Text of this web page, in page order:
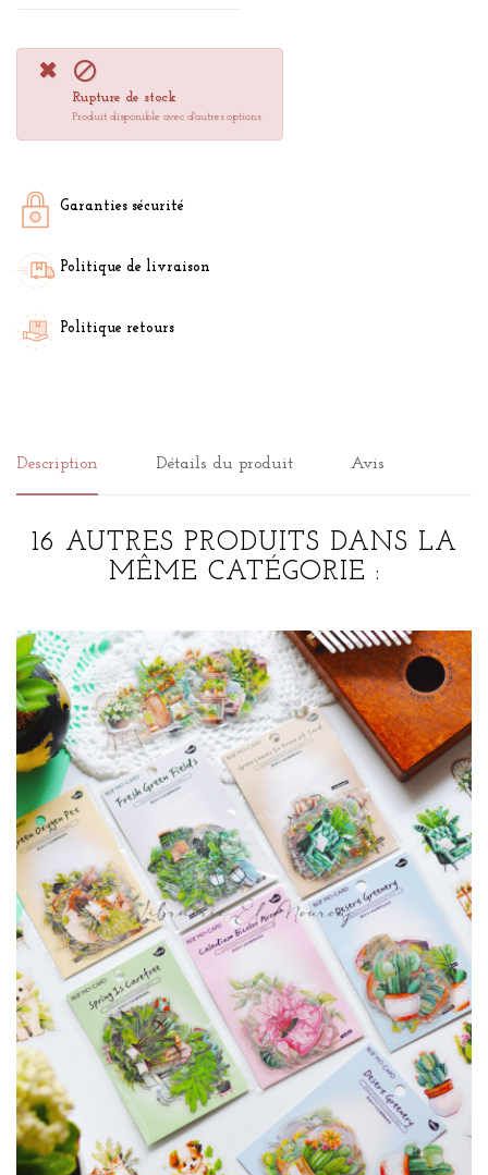

Rupture de stock
Produit disponible avec d'autres options
Garanties sécurité
Politique de livraison
Politique retours
Description Détails du produit Avis
16 AUTRES PRODUITS DANS LA
MÊME CATÉGORIE :